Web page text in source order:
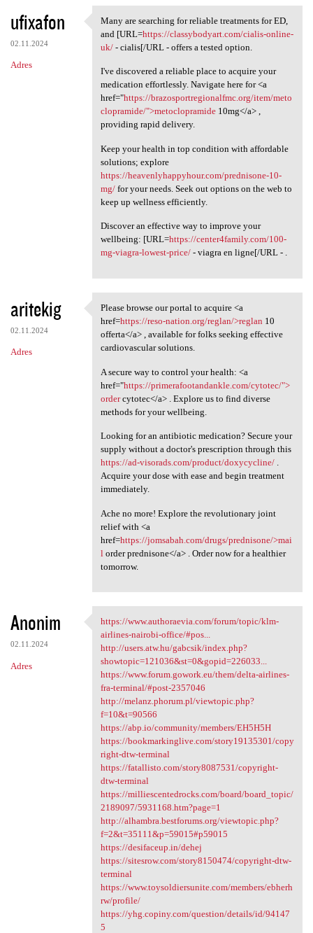
ufixafon
02.11.2024
Adres
Many are searching for
Many are searching for reliable treatments for ED,
and [URL=https://classybodyart.com/cialis-online-
uk/- cialis[/URL - offers a tested option.
I've discovered a reliable place to acquire your
medication effortlessly. Navigate here for <a
href="https://brazosportregionalfmc.org/item/meto
clopramide/">metoclopramide10mg</a> ,
providing rapid delivery.
Keep your health in top condition with affordable
solutions; explore
https://heavenlyhappyhour.com/prednisone-10-
mg/for your needs. Seek out options on the web to
keep up wellness efficiently.
Discover an effective way to improve your
wellbeing: [URL=https://center4family.com/100-
mg-viagra-lowest-price/- viagra en ligne[/URL - .
aritekig
02.11.2024
Adres
Please browse our portal to
Please browse our portal to acquire <a
href=https://reso-nation.org/reglan/>reglan 10
offerta</a> , available for folks seeking effective
cardiovascular solutions.
A secure way to control your health: <a
href="https://primerafootandankle.com/cytotec/">
ordercytotec</a> . Explore us to find diverse
methods for your wellbeing.
Looking for an antibiotic medication? Secure your
supply without a doctor's prescription through this
https://ad-visorads.com/product/doxycycline/.
Acquire your dose with ease and begin treatment
immediately.
Ache no more! Explore the revolutionary joint
relief with <a
href=https://jomsabah.com/drugs/prednisone/>mai
l order prednisone</a> . Order now for a healthier
tomorrow.
Anonim
02.11.2024
Adres
https://www.authoraevia.com
https://www.authoraevia.com/forum/topic/klm-
airlines-nairobi-office/#pos...
http://users.atw.hu/gabcsik/index.php?
showtopic=121036&st=0&gopid=226033...
https://www.forum.gowork.eu/them/delta-airlines-
fra-terminal/#post-2357046
http://melanz.phorum.pl/viewtopic.php?
f=10&t=90566
https://abp.io/community/members/EH5H5H
https://bookmarkinglive.com/story19135301/copy
right-dtw-terminal
https://fatallisto.com/story8087531/copyright-
dtw-terminal
https://milliescentedrocks.com/board/board_topic/
2189097/5931168.htm?page=1
http://alhambra.bestforums.org/viewtopic.php?
f=2&t=35111&p=59015#p59015
https://desifaceup.in/dehej
https://sitesrow.com/story8150474/copyright-dtw-
terminal
https://www.toysoldiersunite.com/members/ebherh
rw/profile/
https://yhg.copiny.com/question/details/id/94147
5